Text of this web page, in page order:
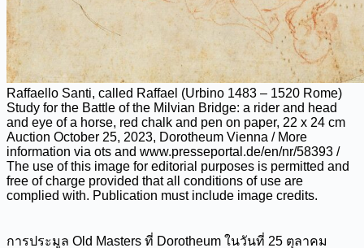
Raffaello Santi, called Raffael (Urbino 1483 – 1520 Rome)
Study for the Battle of the Milvian Bridge: a rider and head
and eye of a horse, red chalk and pen on paper, 22 x 24 cm
Auction October 25, 2023, Dorotheum Vienna / More
information via ots and www.presseportal.de/en/nr/58393 /
The use of this image for editorial purposes is permitted and
free of charge provided that all conditions of use are
complied with. Publication must include image credits.
การประมูล Old Masters ที่ Dorotheum ในวันที่ 25 ตุลาคม